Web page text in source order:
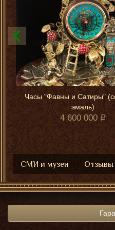
Часы "Фавны и Сатиры"
эмаль)
4 600 000
СМИ и музеи Отзывы